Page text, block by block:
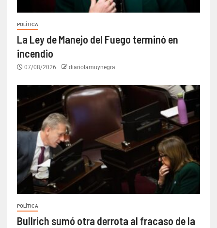
POLÍTICA
La Ley de Manejo del Fuego terminó en
incendio
07/08/2026 diariolamuynegra
POLÍTICA
Bullrich sumó otra derrota al fracaso de la